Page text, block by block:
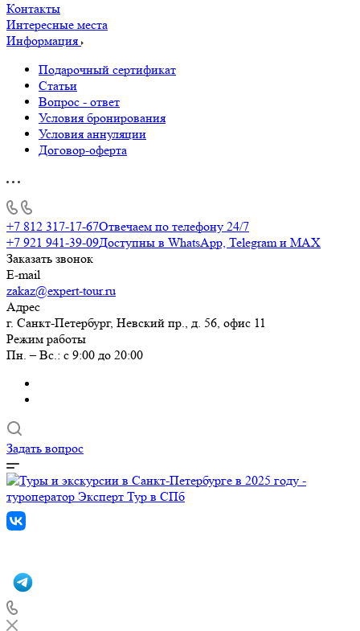
Контакты
Интересные места
Информация
Подарочный сертификат
Статьи
Вопрос - ответ
Условия бронирования
Условия аннуляции
Договор-оферта
+7 812 317-17-67Отвечаем по телефону 24/7
+7 921 941-39-09Доступны в WhatsApp, Telegram и MAX
Заказать звонок
E-mail
zakaz@expert-tour.ru
Адрес
г. Санкт-Петербург, Невский пр., д. 56, офис 11
Режим работы
Пн. – Вс.: с 9:00 до 20:00
Задать вопрос